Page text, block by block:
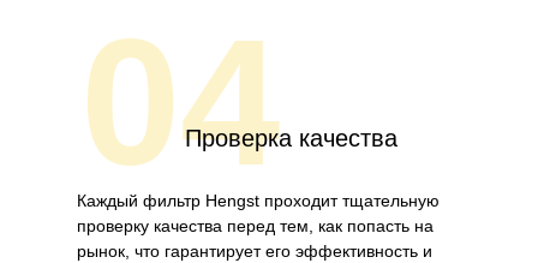
04Проверка качества
Каждый фильтр Hengst проходит тщательную
проверку качества перед тем, как попасть на
рынок, что гарантирует его эффективность и